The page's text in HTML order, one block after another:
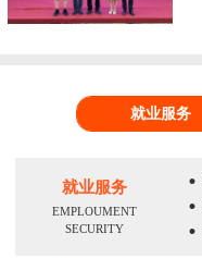
就业服务
就业服务
EMPLOUMENT
SECURITY
·
·
·